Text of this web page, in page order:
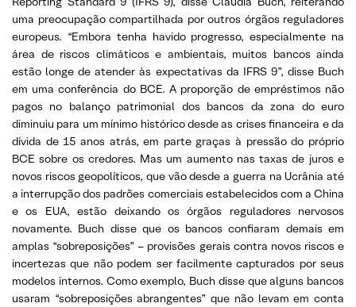
uma preocupação compartilhada por outros órgãos reguladores
europeus. “Embora tenha havido progresso, especialmente na
área de riscos climáticos e ambientais, muitos bancos ainda
estão longe de atender às expectativas da IFRS 9”, disse Buch
em uma conferência do BCE. A proporção de empréstimos não
pagos no balanço patrimonial dos bancos da zona do euro
diminuiu para um mínimo histórico desde as crises financeira e da
dívida de 15 anos atrás, em parte graças à pressão do próprio
BCE sobre os credores. Mas um aumento nas taxas de juros e
novos riscos geopolíticos, que vão desde a guerra na Ucrânia até
a interrupção dos padrões comerciais estabelecidos com a China
e os EUA, estão deixando os órgãos reguladores nervosos
novamente. Buch disse que os bancos confiaram demais em
amplas “sobreposições” – provisões gerais contra novos riscos e
incertezas que não podem ser facilmente capturados por seus
modelos internos. Como exemplo, Buch disse que alguns bancos
usaram “sobreposições abrangentes” que não levam em conta